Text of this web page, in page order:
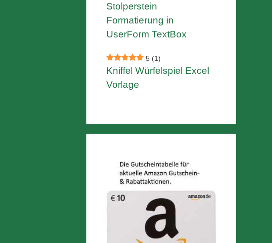
Stolperstein
Formatierung in
UserForm TextBox
5 (1)
Kniffel Würfelspiel Excel
Vorlage